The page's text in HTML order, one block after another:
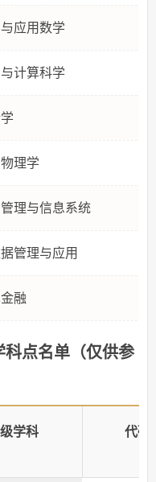
应用数学
计算科学
理学
理与信息系统
管理与应用
融
点名单（仅供参
学科 代码